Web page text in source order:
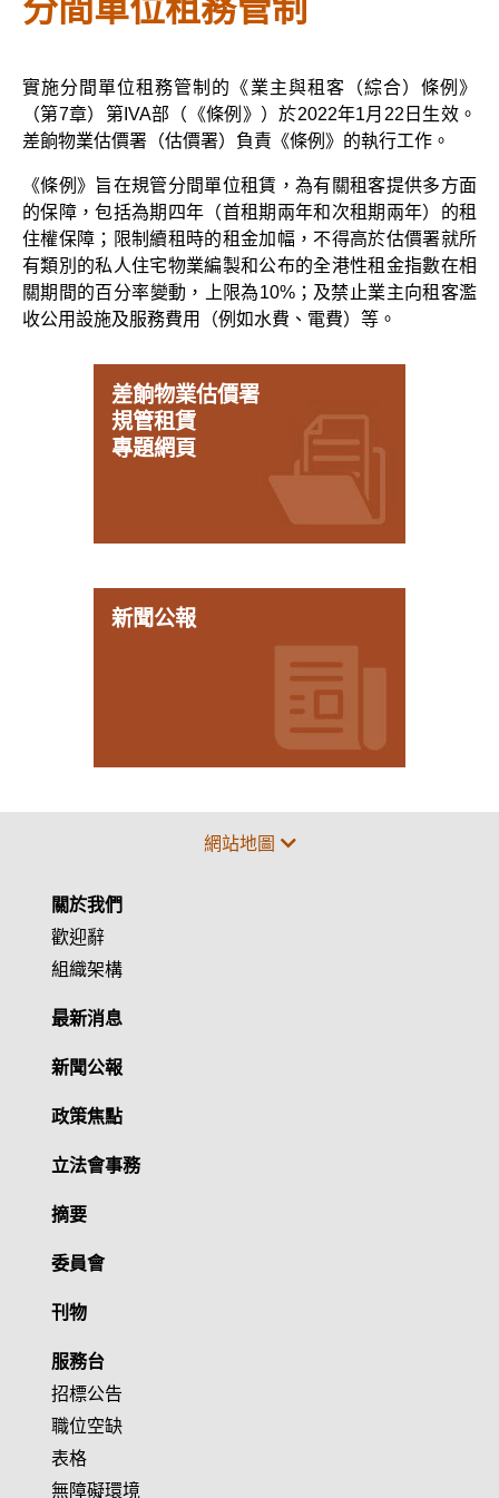
分間單位租務管制
實施分間單位租務管制的《業主與租客（綜合）條例》
（第7章）第IVA部（《條例》）於2022年1月22日生效。
差餉物業估價署（估價署）負責《條例》的執行工作。
《條例》旨在規管分間單位租賃，為有關租客提供多方面
的保障，包括為期四年（首租期兩年和次租期兩年）的租
住權保障；限制續租時的租金加幅，不得高於估價署就所
有類別的私人住宅物業編製和公布的全港性租金指數在相
關期間的百分率變動，上限為10%；及禁止業主向租客濫
收公用設施及服務費用（例如水費、電費）等。
差餉物業估價署
規管租賃
專題網頁
新聞公報
網站地圖
關於我們
歡迎辭
組織架構
最新消息
新聞公報
政策焦點
立法會事務
摘要
委員會
刊物
服務台
招標公告
職位空缺
表格
無障礙環境